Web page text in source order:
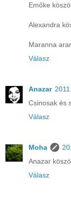
Emőke
Alexandra
Maranna
Válasz
Anazar
Csinosak és
Válasz
Moha
Anazar
Válasz